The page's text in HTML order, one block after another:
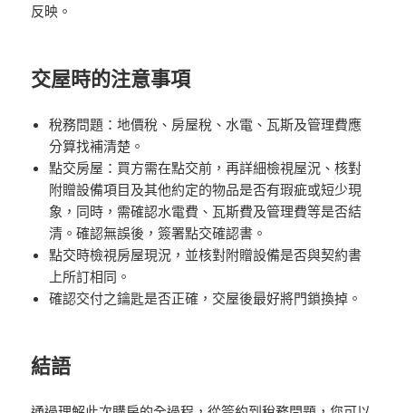
反映。
交屋時的注意事項
稅務問題：地價稅、房屋稅、水電、瓦斯及管理費應
分算找補清楚。
點交房屋：買方需在點交前，再詳細檢視屋況、核對
附贈設備項目及其他約定的物品是否有瑕疵或短少現
象，同時，需確認水電費、瓦斯費及管理費等是否結
清。確認無誤後，簽署點交確認書。
點交時檢視房屋現況，並核對附贈設備是否與契約書
上所訂相同。
確認交付之鑰匙是否正確，交屋後最好將門鎖換掉。
結語